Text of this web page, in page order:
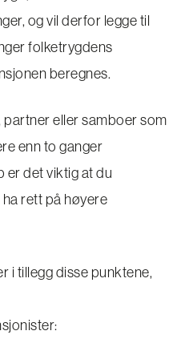
og vil derfor legge til
folketrygdens
beregnes.
partner eller samboer som
enn to ganger
er det viktig at du
rett på høyere
i tillegg disse punktene,